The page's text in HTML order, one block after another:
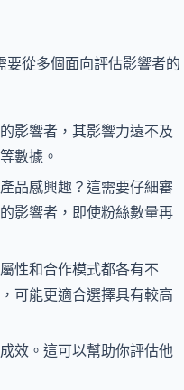
從多個面向評估影響者的
影響者，其影響力遠不及
數據。
品感興趣？這需要仔細審
影響者，即使粉絲數量再
性和合作模式都各有不
可能更適合選擇具有較高
效。這可以幫助你評估他